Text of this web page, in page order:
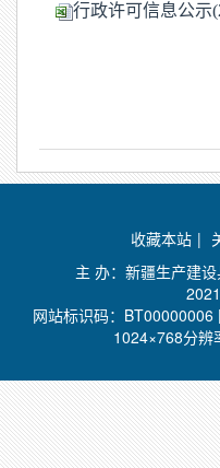
行政许可信息公示
收藏本站 |
主 办：新疆生产建
网站标识码：BT00000006
1024×768分辨